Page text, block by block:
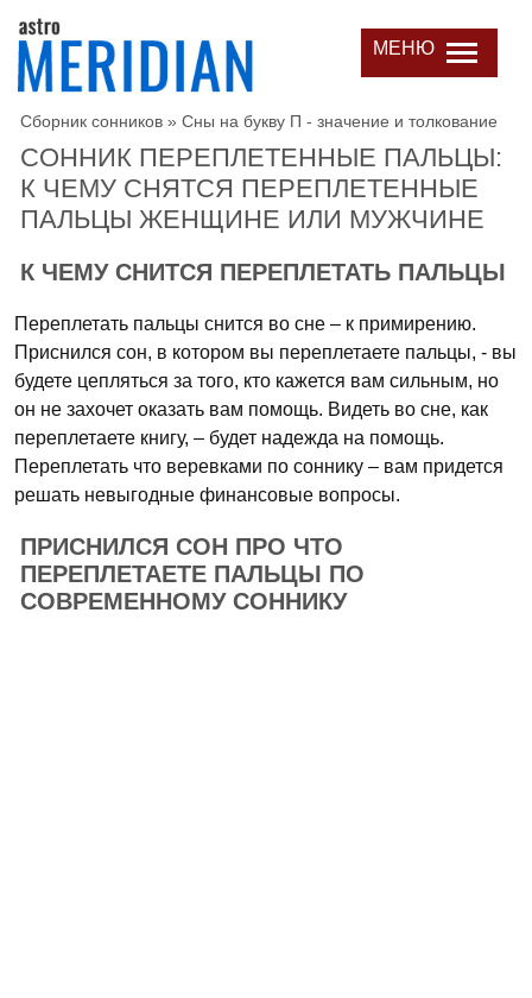
МЕНЮ
Сборник сонников » Сны на букву П - значение и толкование
СОННИК ПЕРЕПЛЕТЕННЫЕ ПАЛЬЦЫ:
К ЧЕМУ СНЯТСЯ ПЕРЕПЛЕТЕННЫЕ
ПАЛЬЦЫ ЖЕНЩИНЕ ИЛИ МУЖЧИНЕ
К ЧЕМУ СНИТСЯ ПЕРЕПЛЕТАТЬ ПАЛЬЦЫ
Переплетать пальцы снится во сне – к примирению.
Приснился сон, в котором вы переплетаете пальцы, - вы
будете цепляться за того, кто кажется вам сильным, но
он не захочет оказать вам помощь. Видеть во сне, как
переплетаете книгу, – будет надежда на помощь.
Переплетать что веревками по соннику – вам придется
решать невыгодные финансовые вопросы.
ПРИСНИЛСЯ СОН ПРО ЧТО
ПЕРЕПЛЕТАЕТЕ ПАЛЬЦЫ ПО
СОВРЕМЕННОМУ СОННИКУ